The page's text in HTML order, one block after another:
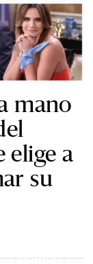
mano
elige a
su